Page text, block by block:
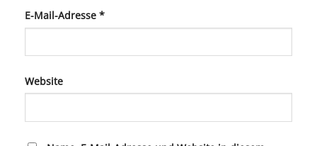
E-Mail-Adresse *
Website